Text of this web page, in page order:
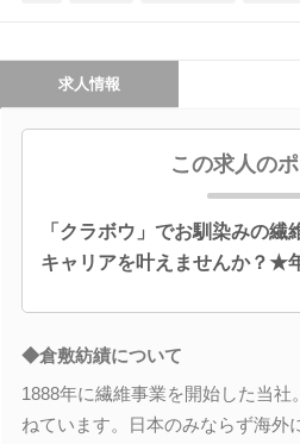
求人情報
この求人の
「クラボウ」でお馴染みの繊
キャリアを叶えませんか？★
◆倉敷紡績について
1888年に繊維事業を開始した当社
ねています。日本のみならず海外